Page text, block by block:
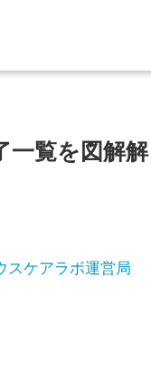
一覧を図解解
スケアラボ運営局